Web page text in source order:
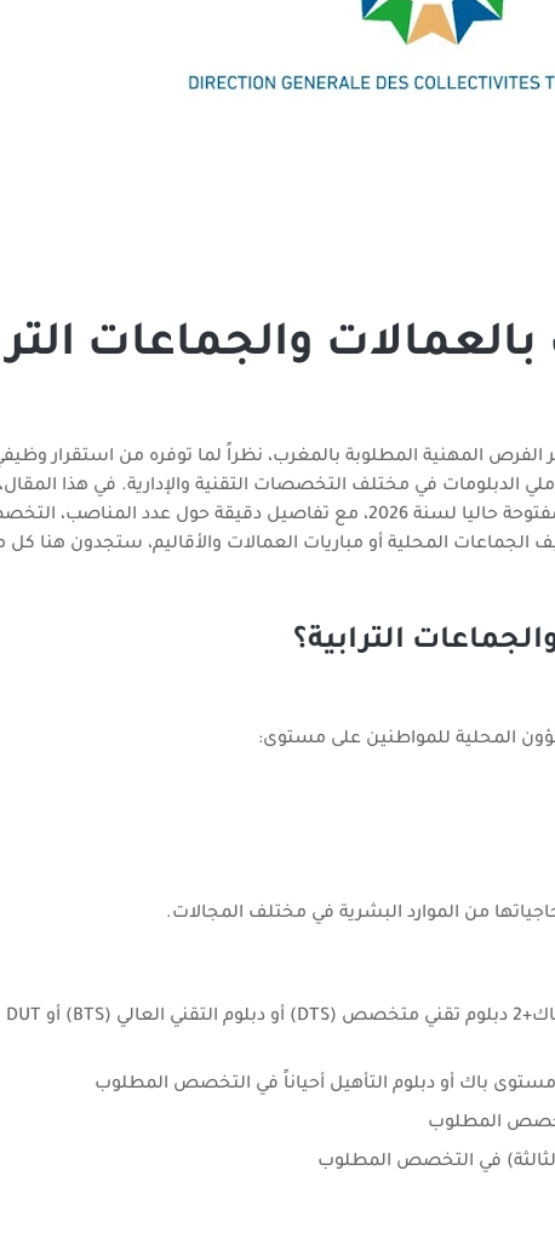
والجماعات
الفرص المهنية المطلوبة بالمغرب، نظراً لما توفره من استقرار
الدبلومات في مختلف التخصصات التقنية والإدارية. في هذا المقال،
شاملاً ومُحدثاً باستمرار لجميع مباريات الجماعات الترابية المفتوحة حاليا لسنة 2026، مع تفاصيل
المحلية أو مباريات العمالات والأقاليم، ستجدون هنا كل
الترابية؟
المحلية للمواطنين على مستوى:
من الموارد البشرية في مختلف المجالات.
الثالثة) في التخصص المطلوب